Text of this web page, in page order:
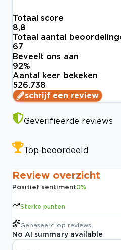
Totaal score
8,8
Totaal aantal
67
Beveelt ons aan
92%
Aantal keer bekeken
526.738
schrijf een review
Geverifieerde reviews
Top beoordeeld
Review overzicht
Positief sentiment0%
Sterke punten
Gebaseerd op reviews
No AI summary available